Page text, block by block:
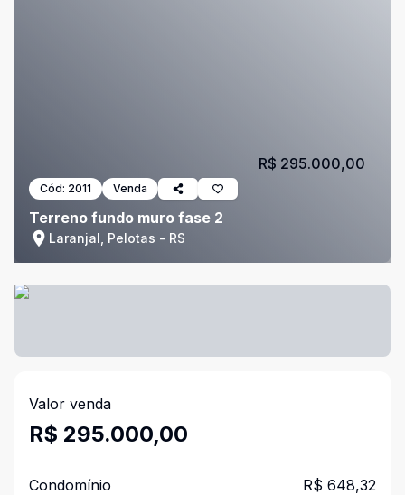
Cód: 2011 Venda
Terreno fundo muro fase 2
Laranjal, Pelotas - RS
R$ 295.000,00
Valor venda
R$ 295.000,00
Condomínio R$ 648,32